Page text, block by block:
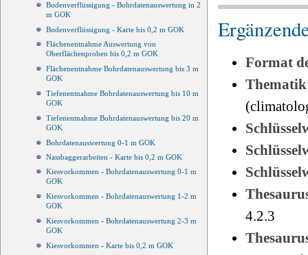
Bodenverflüssigung - Bohrdatenauswertung in 2
m GOK
Bodenverflüssigung - Karte bis 0,2 m GOK
Flächenentnahme Auswertung von
Oberflächenproben bis 0,2 m GOK
Flächenentnahme Bohrdatenauswertung bis 3 m
GOK
Tiefenentnahme Bohrdatenauswertung bis 10 m
GOK
Tiefenentnahme Bohrdatenauswertung bis 20 m
GOK
Bohrdatenauswertung 0-1 m GOK
Nassbaggerarbeiten - Karte bis 0,2 m GOK
Kiesvorkommen - Bohrdatenauswertung 0-1 m
GOK
Kiesvorkommen - Bohrdatenauswertung 1-2 m
GOK
Kiesvorkommen - Bohrdatenauswertung 2-3 m
GOK
Kiesvorkommen - Karte bis 0,2 m GOK
Format
4.2.3